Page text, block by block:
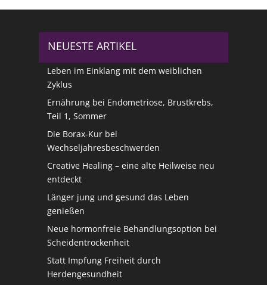
NEUESTE ARTIKEL
Leben im Einklang mit dem weiblichen
Zyklus
Ernährung bei Endometriose, Brustkrebs,
Teil 1, Sommer
Die Borax-Kur bei
Wechseljahresbeschwerden
Creative Healing – eine alte Heilweise neu
entdeckt
Länger jung und gesund das Leben
genießen
Neue hormonfreie Behandlungsoption bei
Scheidentrockenheit
Statt Impfung Freiheit durch
Herdengesundheit